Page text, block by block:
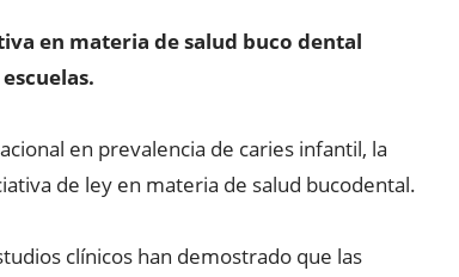
en materia de salud buco dental
en prevalencia de caries infantil, la
de ley en materia de salud bucodental.
clínicos han demostrado que las